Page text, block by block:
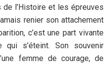
l’Histoire et les épreuves
renier son attachement
c’est une part vivante
qui s’éteint. Son souvenir
femme de courage, de